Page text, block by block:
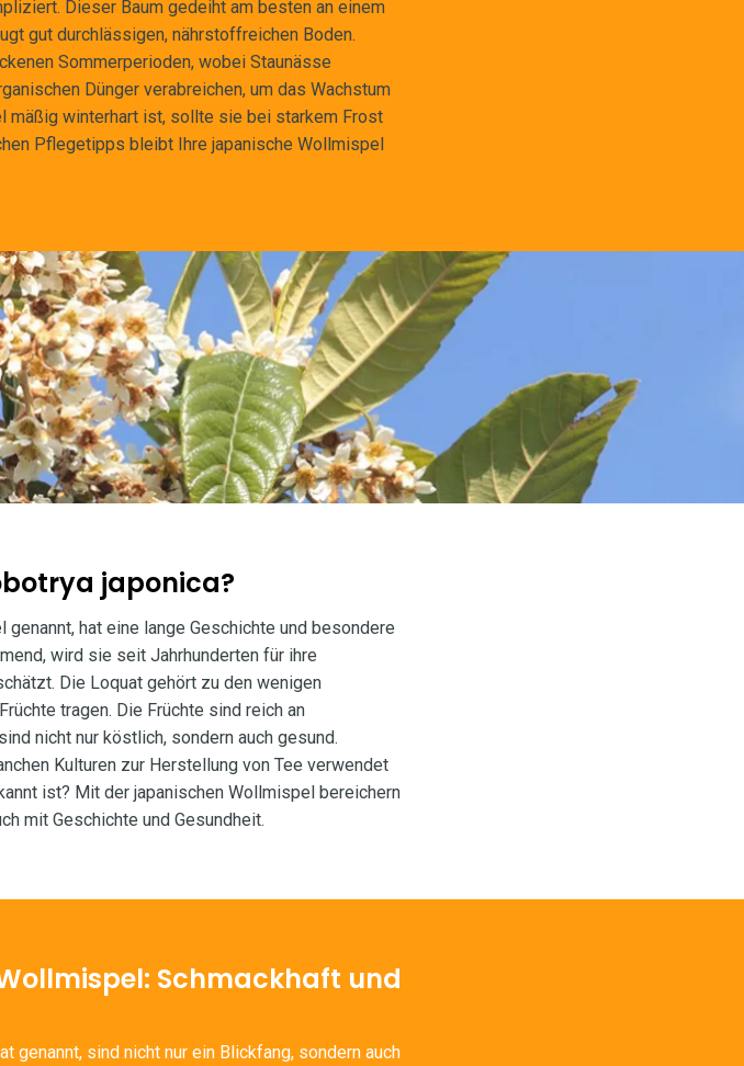
Dieser Baum gedeiht am besten an einem
gut durchlässigen, nährstoffreichen Boden.
Sommerperioden, wobei Staunässe
Dünger verabreichen, um das Wachstum
mäßig winterhart ist, sollte sie bei starkem Frost
Pflegetipps bleibt Ihre japanische Wollmispel
japonica?
hat eine lange Geschichte und besondere
wird sie seit Jahrhunderten für ihre
Die Loquat gehört zu den wenigen
tragen. Die Früchte sind reich an
nicht nur köstlich, sondern auch gesund.
Kulturen zur Herstellung von Tee verwendet
ist? Mit der japanischen Wollmispel bereichern
mit Geschichte und Gesundheit.
Schmackhaft und
genannt, sind nicht nur ein Blickfang, sondern auch